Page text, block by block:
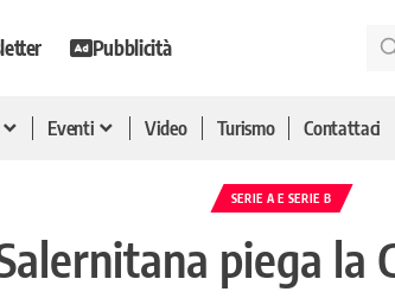
Pubblicità
Eventi Video Turismo Contattaci
SERIE A E SERIE B
piega